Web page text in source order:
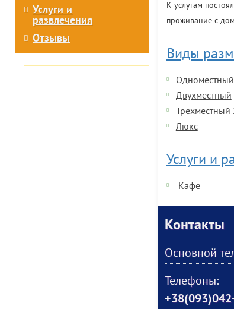
Услуги и
развлечения
Отзывы
К услугам
проживание с
Виды
Двухместный
Трехместный
Люкс
Услуги и
Кафе
Контакты
Основной
Телефоны: